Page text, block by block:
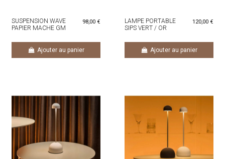
SUSPENSION WAVE
PAPIER MACHE GM
98,00 €
Ajouter au panier
LAMPE PORTABLE
SIPS VERT / OR
120,00 €
Ajouter au panier